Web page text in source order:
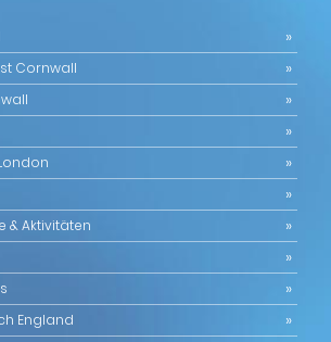
Cornwall
& Aktivitäten
England